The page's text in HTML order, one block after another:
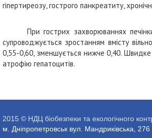
гіпертиреозу, гострого панкреатиту,
При гострих захворюваннях
супроводжується зростанням вмісту
0,55-0,60, зменшується нижче 0,40. Швидке
атрофію гепатоцитів.
2015 © НДЦ біобезпеки та екологічного
м. Дніпропетровськ вул. Мандриківська, 276